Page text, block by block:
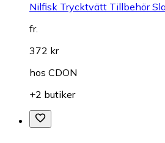
Nilfisk Trycktvätt Tillbehör
fr.
372 kr
hos CDON
+2 butiker